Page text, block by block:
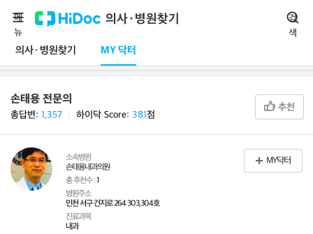
의사·병원찾기
의사·병원찾기 MY 닥터
메
뉴
검
색
손태용 전문의
총답변: 1,357 하이닥 Score: 381점
추천
소속병원
손태용내과의원
총 추천수 :1
병원주소
인천 서구 건지로 264 303,304호
진료과목
내과
MY닥터